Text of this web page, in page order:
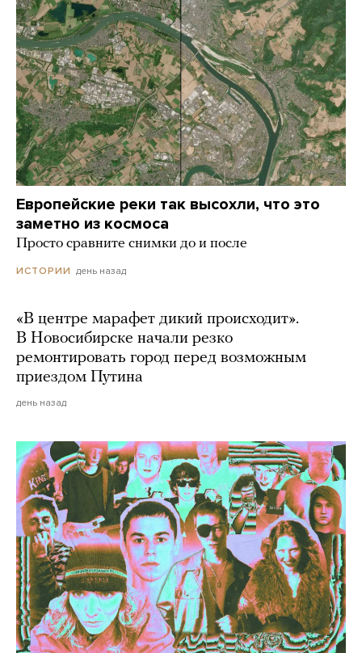
Европейские реки так высохли, что это
заметно из космоса
Просто сравните снимки до и после
ИСТОРИИ день назад
«В центре марафет дикий происходит».
В Новосибирске начали резко
ремонтировать город перед возможным
приездом Путина
день назад